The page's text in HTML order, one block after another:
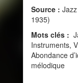
Source :
1935)
Mots clés :
Instruments,
Abondance
mélodique